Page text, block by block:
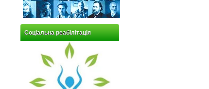
Соціальна реабілітація